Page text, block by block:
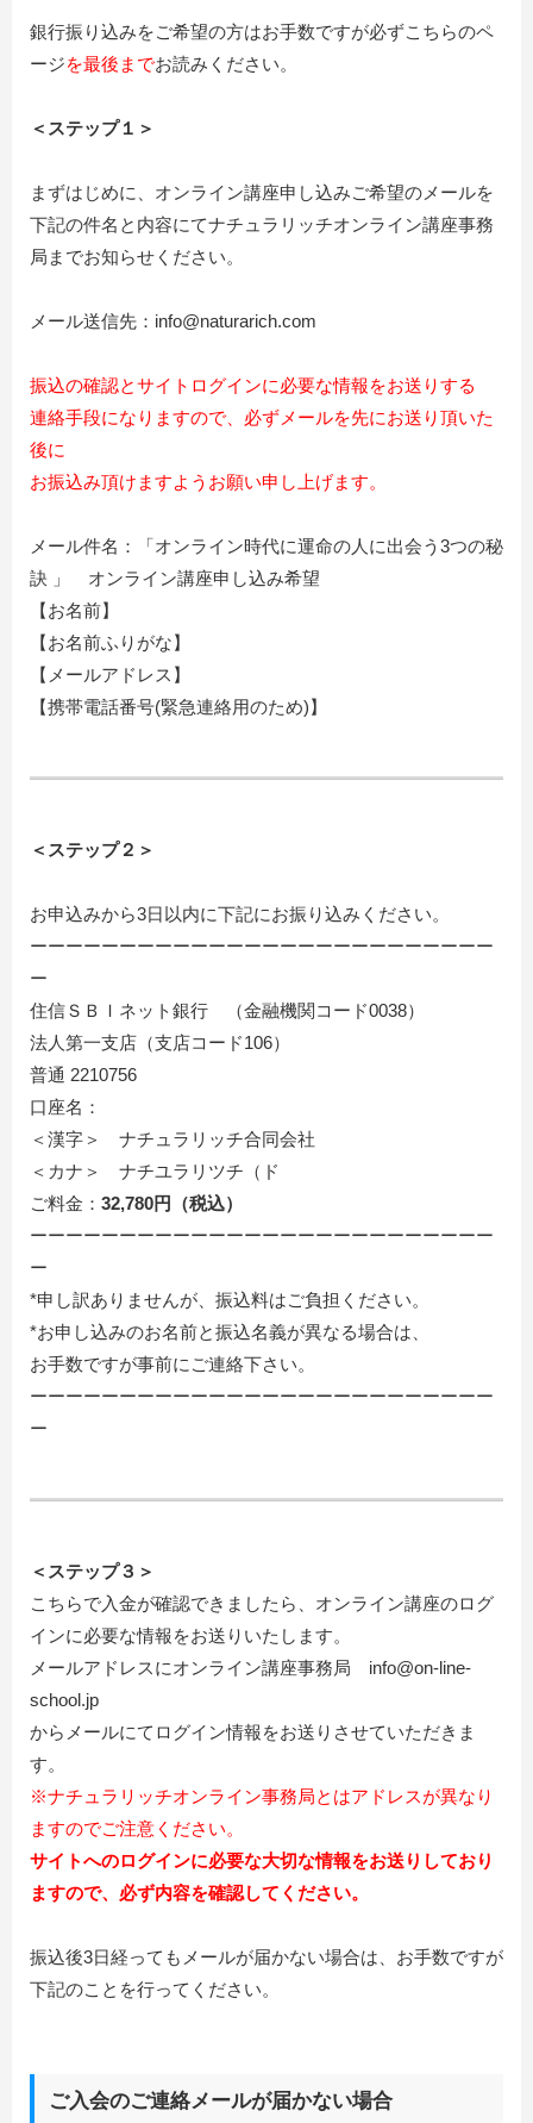
銀行振り込みをご希望の方はお手数ですが必ずこちらのペ
ージを最後までお読みください。
＜ステップ１＞
まずはじめに、オンライン講座申し込みご希望のメールを
下記の件名と内容にてナチュラリッチオンライン講座事務
局までお知らせください。
メール送信先：info@naturarich.com
振込の確認とサイトログインに必要な情報をお送りする
連絡手段になりますので、必ずメールを先にお送り頂いた
後に
お振込み頂けますようお願い申し上げます。
メール件名：「オンライン時代に運命の人に出会う3つの秘
訣 」 オンライン講座申し込み希望
【お名前】
【お名前ふりがな】
【メールアドレス】
【携帯電話番号(緊急連絡用のため)】
＜ステップ２＞
お申込みから3日以内に下記にお振り込みください。
ーーーーーーーーーーーーーーーーーーーーーーーーーー
ー
住信ＳＢＩネット銀行 （金融機関コード0038）
法人第一支店（支店コード106）
普通 2210756
口座名：
＜漢字＞ ナチュラリッチ合同会社
＜カナ＞ ナチユラリツチ（ド
ご料金： 32,780円（税込）
ーーーーーーーーーーーーーーーーーーーーーーーーーー
ー
*申し訳ありませんが、振込料はご負担ください。
*お申し込みのお名前と振込名義が異なる場合は、
お手数ですが事前にご連絡下さい。
ーーーーーーーーーーーーーーーーーーーーーーーーーー
ー
＜ステップ３＞
こちらで入金が確認できましたら、オンライン講座のログ
インに必要な情報をお送りいたします。
メールアドレスにオンライン講座事務局 info@on-line-
school.jp
からメールにてログイン情報をお送りさせていただきま
す。
※ナチュラリッチオンライン事務局とはアドレスが異なり
ますのでご注意ください。
サイトへのログインに必要な大切な情報をお送りしており
ますので、必ず内容を確認してください。
振込後3日経ってもメールが届かない場合は 、お手数ですが
下記のことを行ってください。
ご入会のご連絡メールが届かない場合